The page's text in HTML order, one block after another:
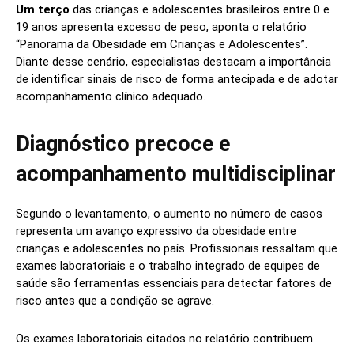
Um terço das crianças e adolescentes brasileiros entre 0 e
19 anos apresenta excesso de peso, aponta o relatório
“Panorama da Obesidade em Crianças e Adolescentes”.
Diante desse cenário, especialistas destacam a importância
de identificar sinais de risco de forma antecipada e de adotar
acompanhamento clínico adequado.
Diagnóstico precoce e
acompanhamento multidisciplinar
Segundo o levantamento, o aumento no número de casos
representa um avanço expressivo da obesidade entre
crianças e adolescentes no país. Profissionais ressaltam que
exames laboratoriais e o trabalho integrado de equipes de
saúde são ferramentas essenciais para detectar fatores de
risco antes que a condição se agrave.
Os exames laboratoriais citados no relatório contribuem